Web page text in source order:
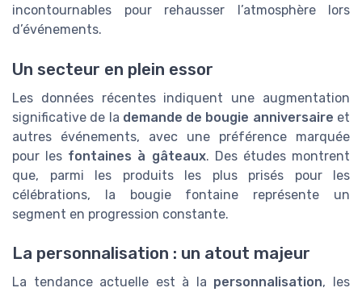
incontournables pour rehausser l’atmosphère lors
d’événements.
Un secteur en plein essor
Les données récentes indiquent une augmentation
significative de la demande de bougie anniversaire et
autres événements, avec une préférence marquée
pour les fontaines à gâteaux. Des études montrent
que, parmi les produits les plus prisés pour les
célébrations, la bougie fontaine représente un
segment en progression constante.
La personnalisation : un atout majeur
La tendance actuelle est à la personnalisation, les